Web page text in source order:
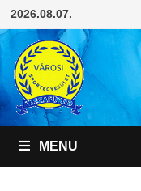
Skip
to
content
2026.08.07.
MENU